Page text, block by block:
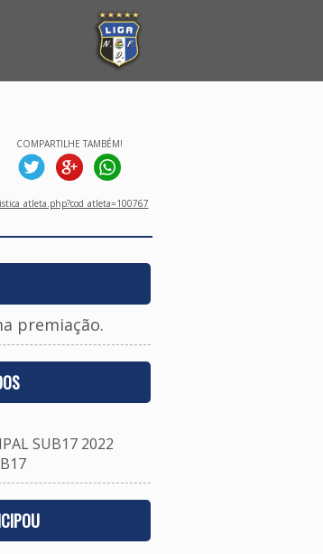
COMPARTILHE TAMBÉM!
premiação.
SUB17 2022